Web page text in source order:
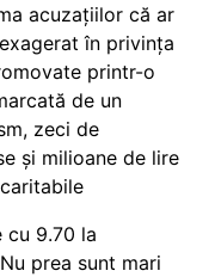
acuzațiilor că ar
în privința
printr-o
de un
zeci de
și milioane de lire
cu 9.70 la
prea sunt mari